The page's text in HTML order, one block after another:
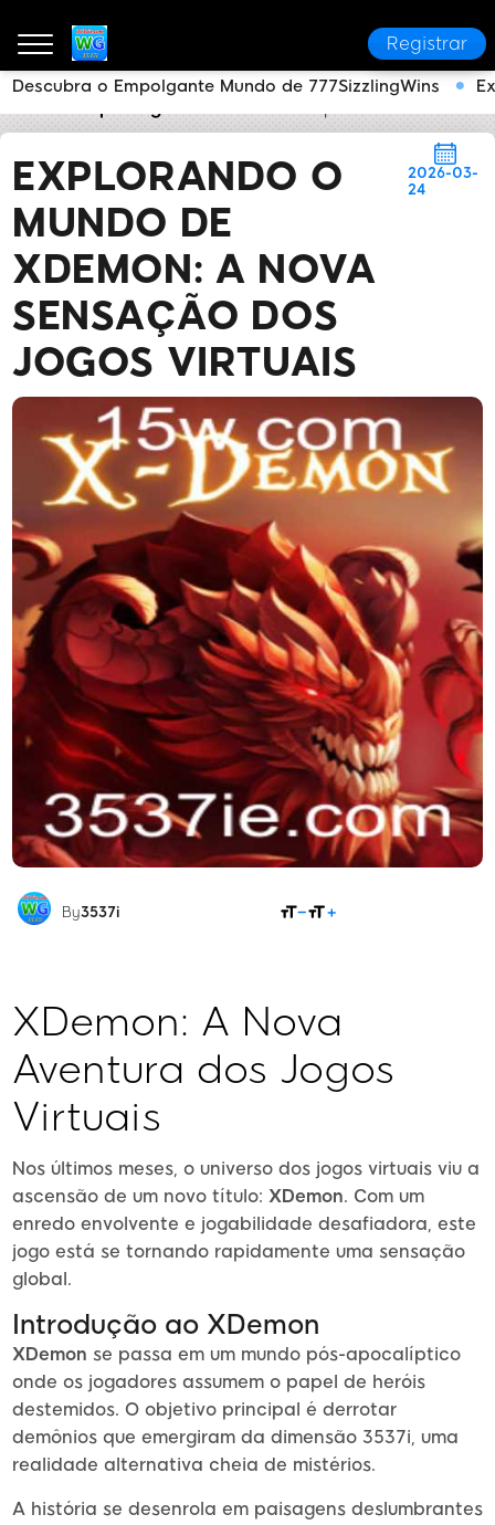
Registrar
EXPLORANDO O
MUNDO DE
XDEMON: A NOVA
SENSAÇÃO DOS
JOGOS VIRTUAIS
2026-03-
24
By3537i
XDemon: A Nova
Aventura dos Jogos
Virtuais
Nos últimos meses, o universo dos jogos virtuais viu a
ascensão de um novo título: XDemon. Com um
enredo envolvente e jogabilidade desafiadora, este
jogo está se tornando rapidamente uma sensação
global.
Introdução ao XDemon
XDemon se passa em um mundo pós-apocalíptico
onde os jogadores assumem o papel de heróis
destemidos. O objetivo principal é derrotar
demônios que emergiram da dimensão 3537i, uma
realidade alternativa cheia de mistérios.
A história se desenrola em paisagens deslumbrantes
Descubra o Empolgante Mundo de 777SizzlingWins